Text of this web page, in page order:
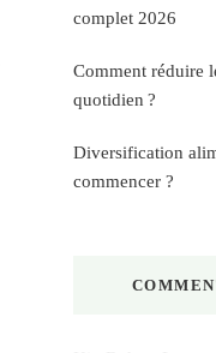
complet 2026
Comment réduire
quotidien ?
Diversification
commencer ?